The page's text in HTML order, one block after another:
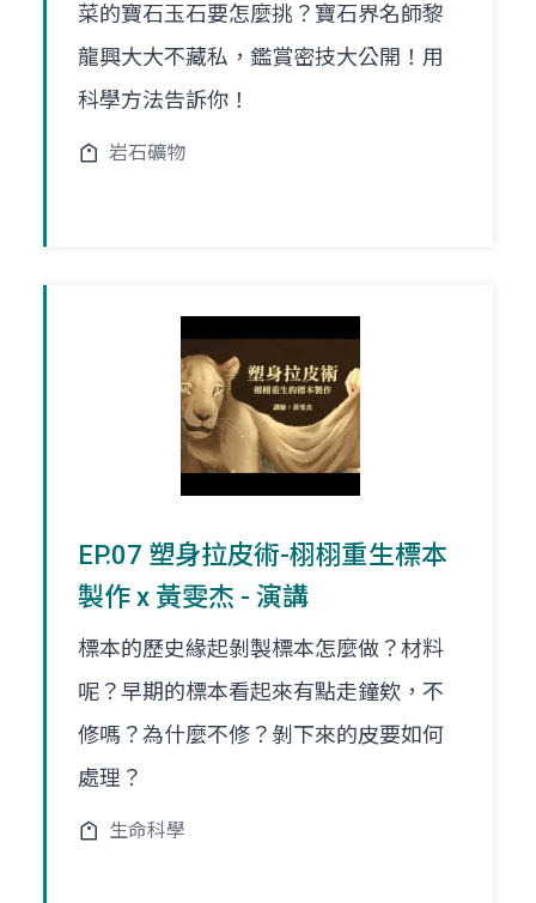
菜的寶石玉石要怎麼挑？寶石界名師黎
龍興大大不藏私，鑑賞密技大公開！用
科學方法告訴你！
岩石礦物
EP.07 塑身拉皮術-栩栩重生標本
製作 x 黃雯杰 - 演講
標本的歷史緣起剝製標本怎麼做？材料
呢？早期的標本看起來有點走鐘欸，不
修嗎？為什麼不修？剝下來的皮要如何
處理？
生命科學